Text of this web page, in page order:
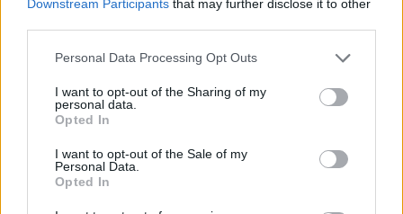
Downstream Participants that may further disclose it to other
Please note that this website/app uses one or more Google
not limited to your visit or usage behaviour. You may click to
grant or deny consent to Google and its third-party tags to
use your data for below specified purposes in below Google
consent section.
Personal Data Processing Opt Outs
I want to opt-out of the Sharing of my
personal data.
Opted In
I want to opt-out of the Sale of my
Personal Data.
Opted In
Νέος θάνατος 16χρονης διαδηλώτριας στο Ιράν -
«Αυτοκτόνησε πέφτοντας από ταράτσα» λένε οι Αρχές
Σύμφωνα με την Διεθνή Αμνηστία, η Σαρίνα
Ισμαϊλζαντέχ «κατέληξε αφού ξυλοκοπήθηκε άγρια
07.10.2022, 17:44 2